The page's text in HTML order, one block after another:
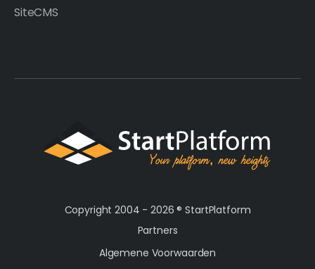
SiteCMS
Copyright 2004 - 2026 ®StartPlatform
Partners
Algemene Voorwaarden